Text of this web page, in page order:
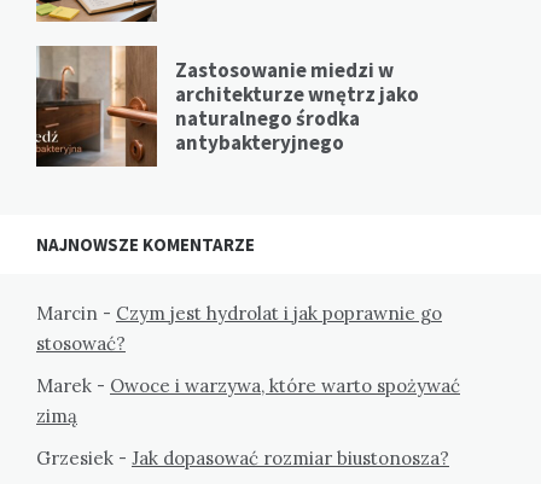
Zastosowanie miedzi w
architekturze wnętrz jako
naturalnego środka
antybakteryjnego
NAJNOWSZE KOMENTARZE
Marcin - Czym jest hydrolat i jak poprawnie go
stosować?
Marek - Owoce i warzywa, które warto spożywać
zimą
Grzesiek - Jak dopasować rozmiar biustonosza?